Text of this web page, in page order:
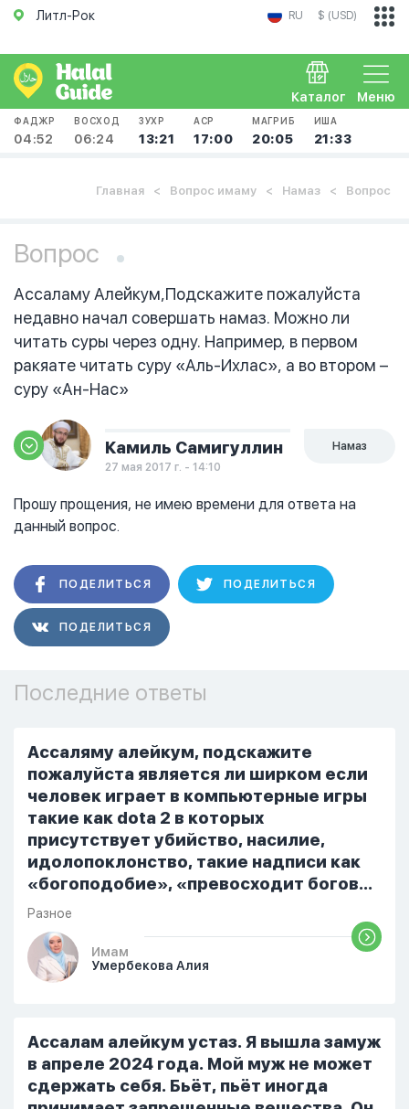
Литл-Рок RU $ (USD)
Меню
Каталог
ФАДЖР
04:52
ВОСХОД
06:24
ЗУХР
13:21
АСР
17:00
МАГРИБ
20:05
ИША
21:33
Главная Вопрос имаму Намаз Вопрос
Вопрос
Ассаламу Алейкум,Подскажите пожалуйста
недавно начал сове­ршать намаз. Можно ли
читать суры через одну. Нап­ример, в первом
ракя­ате читать суру «Аль­-Ихлас», а во втором –
суру «Ан-Нас»
Камиль Самигуллин
27 мая 2017 г. - 14:10
Намаз
Прошу прощения, не имею времени для ответа на
данный вопрос.
ПОДЕЛИТЬСЯ ПОДЕЛИТЬСЯ
ПОДЕЛИТЬСЯ
Последние ответы
Ассаляму алейкум, подскажите
пожалуйста является ли ширком если
человек играет в компьютерные игры
такие как dota 2 в которых
присутствует убийство, насилие,
идолопоклонство, такие надписи как
«богоподобие», «превосходит богов»,
но при этом человек полностью
признает и соблюдает все столпы
Ислама и эта игра не мешает ему
выполнять ему его обязанности по
является Единым Богом и не
принимает слова и контекст игры в
серьез, относиться к игре только как к
развлечению и...
Разное
Имам
Умербекова Алия
Ассалам алейкум устаз. Я вышла замуж
в апреле 2024 года. Мой муж не может
сдержать себя. Бьёт, пьёт иногда